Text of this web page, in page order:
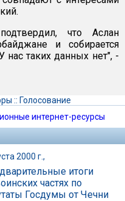
что Аслан
и собирается
таких данных нет", -
:: Голосование
интернет-ресурсы
2000 г.,
итоги
частях по
Госдумы от Чечни